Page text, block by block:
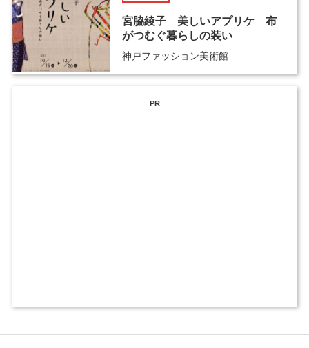
宮脇綾子 美しいアプリケ 布
がつむぐ暮らしの装い
神戸ファッション美術館
PR